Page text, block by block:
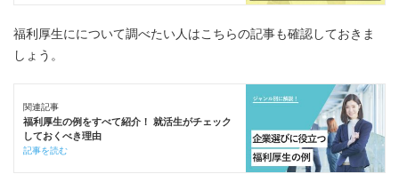
福利厚生にについて調べたい人はこちらの記事も確認しておきま
しょう。
関連記事
福利厚生の例をすべて紹介！ 就活生がチェック
しておくべき理由
記事を読む